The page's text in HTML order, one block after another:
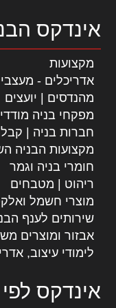
אינדקס
מקצועות
אדריכלים -
מהנדסים | יועצים
מפקחי בניה
חברות בניה |
מקצועות הבניה
חומרי בניה וגמר
ריהוט | מטבחים
מוצרי חשמל
שירותים לענף
אבזור ומוצרים
לימודי עיצוב,
אינדקס